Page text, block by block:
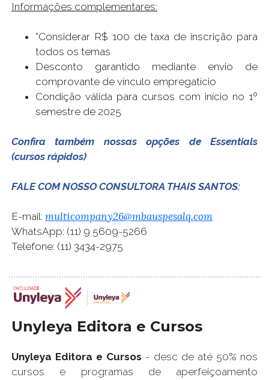
Informações complementares:
*Considerar R$ 100 de taxa de inscrição para
todos os temas
Desconto garantido mediante envio de
comprovante de vínculo empregatício
Condição válida para cursos com início no 1º
semestre de 2025
Confira também nossas opções de Essentials
(cursos rápidos)
FALE COM NOSSO CONSULTORA THAIS SANTOS:
E-mail: multicompany26@mbauspesalq.com
WhatsApp: (11) 9 5609-5266
Telefone: (11) 3434-2975
Unyleya Editora e Cursos
Unyleya Editora e Cursos - desc de até 50% nos
cursos e programas de aperfeiçoamento